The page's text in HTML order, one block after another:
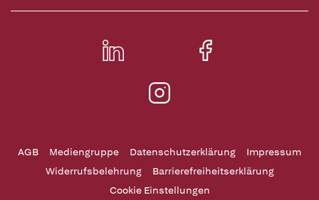
AGB Mediengruppe Datenschutzerklärung
Impressum
Widerrufsbelehrung
Barrierefreiheitserklärung
Cookie Einstellungen